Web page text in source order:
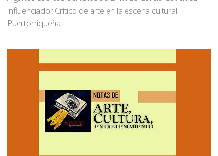
influenciador Crítico de arte en la escena cultural
Puertorriqueña.